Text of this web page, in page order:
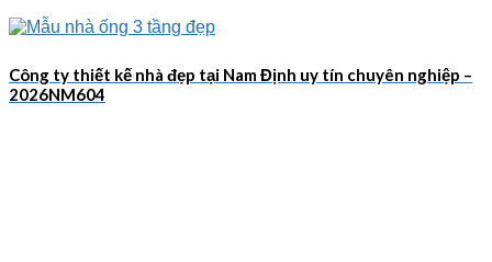
Công ty thiết kế nhà đẹp tại Nam Định uy tín chuyên nghiệp –
2026NM604